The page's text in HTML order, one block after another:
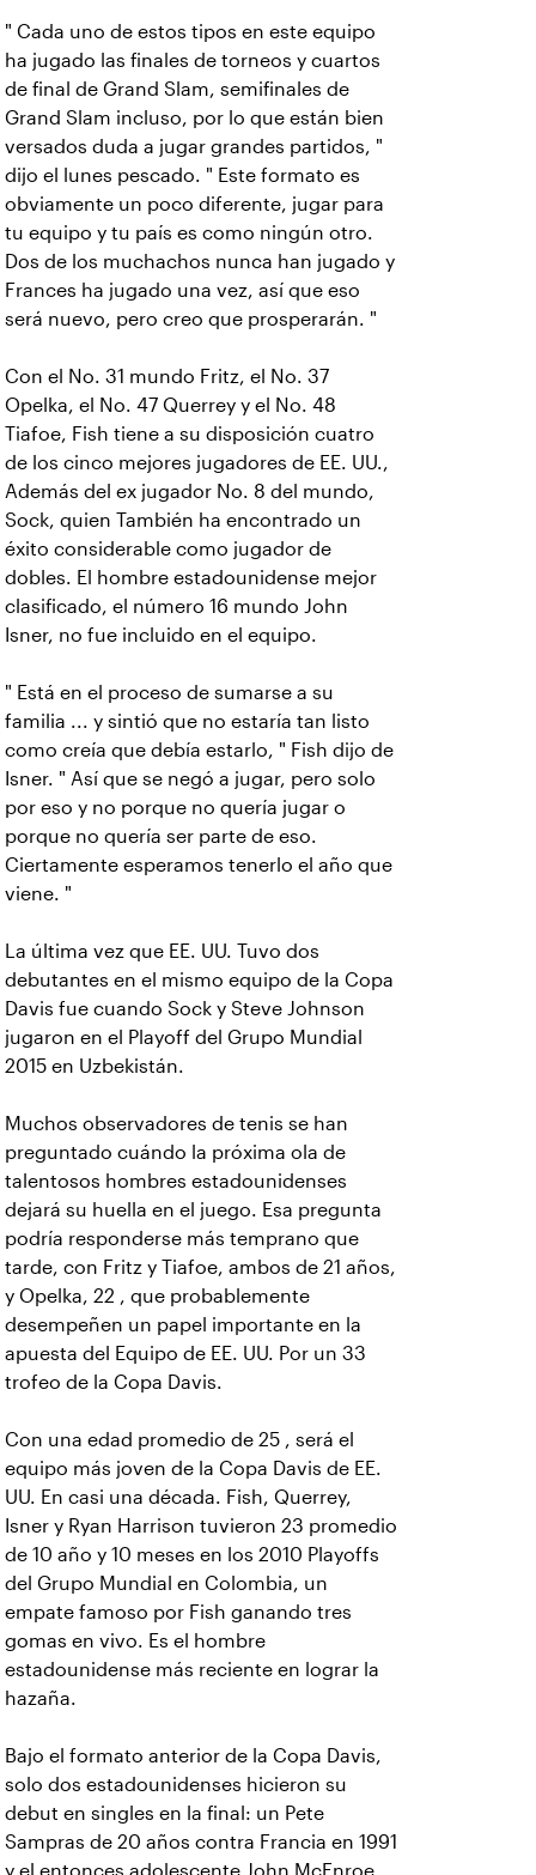
" Cada uno de estos tipos en este equipo
ha jugado las finales de torneos y cuartos
de final de Grand Slam, semifinales de
Grand Slam incluso, por lo que están bien
versados duda a jugar grandes partidos, "
dijo el lunes pescado. " Este formato es
obviamente un poco diferente, jugar para
tu equipo y tu país es como ningún otro.
Dos de los muchachos nunca han jugado y
Frances ha jugado una vez, así que eso
será nuevo, pero creo que prosperarán. "
Con el No. 31 mundo Fritz, el No. 37
Opelka, el No. 47 Querrey y el No. 48
Tiafoe, Fish tiene a su disposición cuatro
de los cinco mejores jugadores de EE. UU.,
Además del ex jugador No. 8 del mundo,
Sock, quien También ha encontrado un
éxito considerable como jugador de
dobles. El hombre estadounidense mejor
clasificado, el número 16 mundo John
Isner, no fue incluido en el equipo.
" Está en el proceso de sumarse a su
familia ... y sintió que no estaría tan listo
como creía que debía estarlo, " Fish dijo de
Isner. " Así que se negó a jugar, pero solo
por eso y no porque no quería jugar o
porque no quería ser parte de eso.
Ciertamente esperamos tenerlo el año que
viene. "
La última vez que EE. UU. Tuvo dos
debutantes en el mismo equipo de la Copa
Davis fue cuando Sock y Steve Johnson
jugaron en el Playoff del Grupo Mundial
2015 en Uzbekistán.
Muchos observadores de tenis se han
preguntado cuándo la próxima ola de
talentosos hombres estadounidenses
dejará su huella en el juego. Esa pregunta
podría responderse más temprano que
tarde, con Fritz y Tiafoe, ambos de 21 años,
y Opelka, 22 , que probablemente
desempeñen un papel importante en la
apuesta del Equipo de EE. UU. Por un 33
trofeo de la Copa Davis.
Con una edad promedio de 25 , será el
equipo más joven de la Copa Davis de EE.
UU. En casi una década. Fish, Querrey,
Isner y Ryan Harrison tuvieron 23 promedio
de 10 año y 10 meses en los 2010 Playoffs
del Grupo Mundial en Colombia, un
empate famoso por Fish ganando tres
gomas en vivo. Es el hombre
estadounidense más reciente en lograr la
hazaña.
Bajo el formato anterior de la Copa Davis,
solo dos estadounidenses hicieron su
debut en singles en la final: un Pete
Sampras de 20 años contra Francia en 1991
y el entonces adolescente John McEnroe